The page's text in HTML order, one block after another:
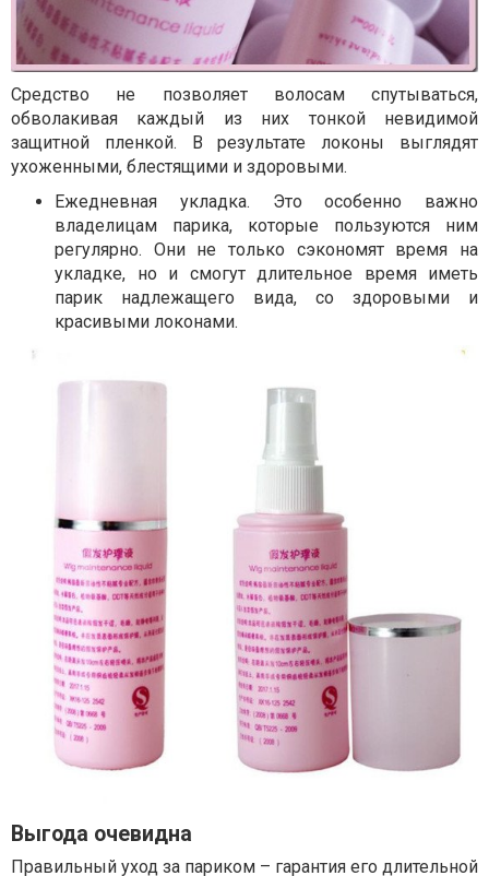
Средство не позволяет волосам спутываться,
обволакивая каждый из них тонкой невидимой
защитной пленкой. В результате локоны выглядят
ухоженными, блестящими и здоровыми.
Ежедневная укладка. Это особенно важно
владелицам парика, которые пользуются ним
регулярно. Они не только сэкономят время на
укладке, но и смогут длительное время иметь
парик надлежащего вида, со здоровыми и
красивыми локонами.
Выгода очевидна
Правильный уход за париком – гарантия его длительной